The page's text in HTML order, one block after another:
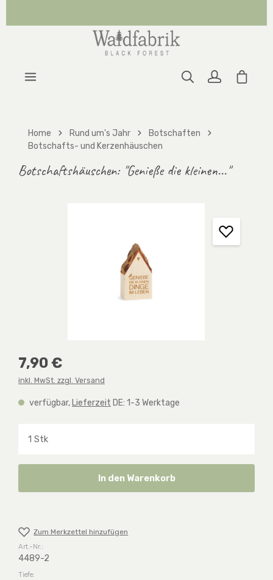
Home Rund um's Jahr
Botschaften
Botschafts- und Kerzenhäuschen
Botschaftshäuschen: "Genieße die kleinen..."
Regulärer Preis:
7,90 €
inkl. MwSt. zzgl. Versand
verfügbar, Lieferzeit DE: 1-3 Werktage
In den Warenkorb
Zum Merkzettel hinzufügen
Art.-Nr.:
4489-2
Tiefe: